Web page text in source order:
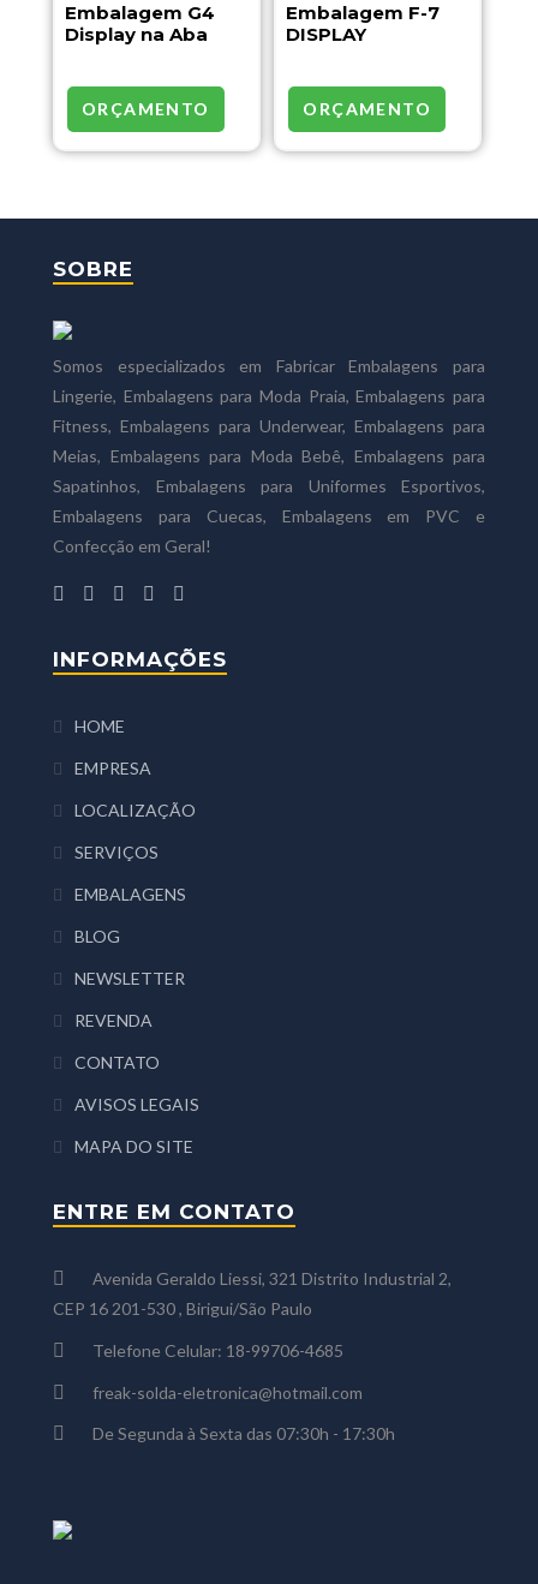
Embalagem G4
Display na Aba
ORÇAMENTO
Embalagem F-7
DISPLAY
ORÇAMENTO
SOBRE
Somos especializados em Fabricar Embalagens para
Lingerie, Embalagens para Moda Praia, Embalagens para
Fitness, Embalagens para Underwear, Embalagens para
Meias, Embalagens para Moda Bebê, Embalagens para
Sapatinhos, Embalagens para Uniformes Esportivos,
Embalagens para Cuecas, Embalagens em PVC e
Confecção em Geral!
INFORMAÇÕES
HOME
EMPRESA
LOCALIZAÇÃO
SERVIÇOS
EMBALAGENS
BLOG
NEWSLETTER
REVENDA
CONTATO
AVISOS LEGAIS
MAPA DO SITE
ENTRE EM CONTATO
Avenida Geraldo Liessi, 321 Distrito Industrial 2,
CEP 16 201-530 , Birigui/São Paulo
Telefone Celular: 18-99706-4685
freak-solda-eletronica@hotmail.com
De Segunda à Sexta das 07:30h - 17:30h